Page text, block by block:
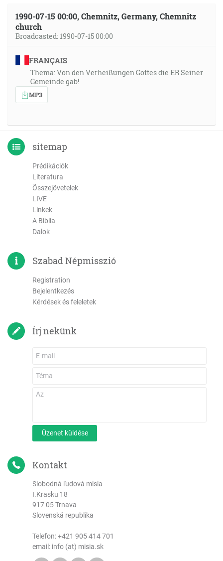
1990-07-15 00:00, Chemnitz, Germany, Chemnitz
church
Broadcasted: 1990-07-15 00:00
FRANÇAIS
Thema: Von den Verheißungen Gottes die ER Seiner
Gemeinde gab!
MP3
sitemap
Prédikációk
Literatura
Összejövetelek
LIVE
Linkek
A Biblia
Dalok
Szabad Népmisszió
Registration
Bejelentkezés
Kérdések és feleletek
Írj nekünk
Üzenet küldése
Kontakt
Slobodná ľudová misia
I.Krasku 18
917 05 Trnava
Slovenská republika
Telefon:+421 905 414 701
email: info (at) misia.sk